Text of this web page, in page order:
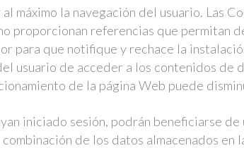
máximo la navegación del usuario. Las
proporcionan referencias que permitan
para que notifique y rechace la
usuario de acceder a los contenidos de
de la página Web puede
iniciado sesión, podrán beneficiarse de
de los datos almacenados en